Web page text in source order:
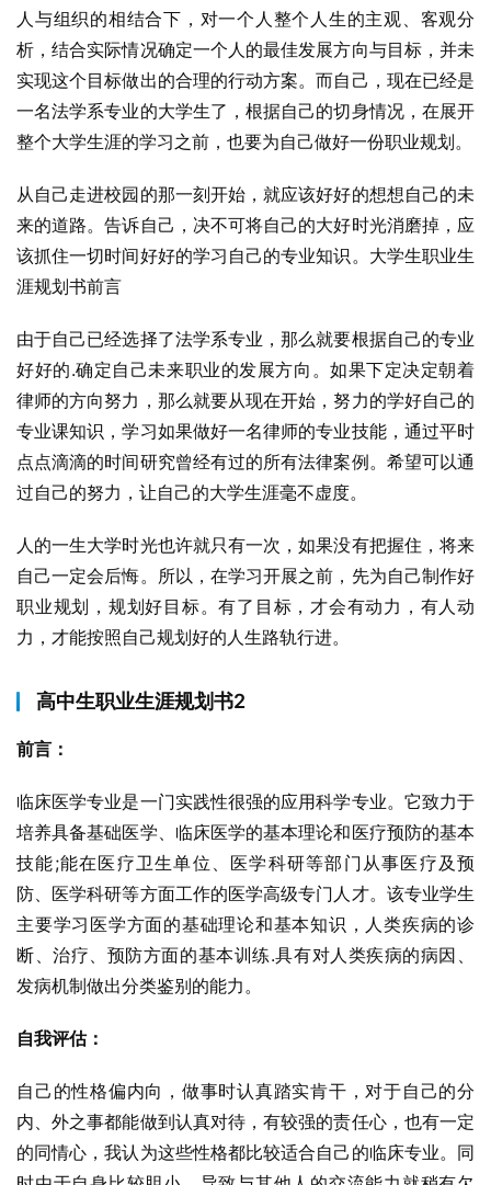
人与组织的相结合下，对一个人整个人生的主观、客观分
析，结合实际情况确定一个人的最佳发展方向与目标，并未
实现这个目标做出的合理的行动方案。而自己，现在已经是
一名法学系专业的大学生了，根据自己的切身情况，在展开
整个大学生涯的学习之前，也要为自己做好一份职业规划。
从自己走进校园的那一刻开始，就应该好好的想想自己的未
来的道路。告诉自己，决不可将自己的大好时光消磨掉，应
该抓住一切时间好好的学习自己的专业知识。大学生职业生
涯规划书前言
由于自己已经选择了法学系专业，那么就要根据自己的专业
好好的.确定自己未来职业的发展方向。如果下定决定朝着
律师的方向努力，那么就要从现在开始，努力的学好自己的
专业课知识，学习如果做好一名律师的专业技能，通过平时
点点滴滴的时间研究曾经有过的所有法律案例。希望可以通
过自己的努力，让自己的大学生涯毫不虚度。
人的一生大学时光也许就只有一次，如果没有把握住，将来
自己一定会后悔。所以，在学习开展之前，先为自己制作好
职业规划，规划好目标。有了目标，才会有动力，有人动
力，才能按照自己规划好的人生路轨行进。
高中生职业生涯规划书2
前言：
临床医学专业是一门实践性很强的应用科学专业。它致力于
培养具备基础医学、临床医学的基本理论和医疗预防的基本
技能;能在医疗卫生单位、医学科研等部门从事医疗及预
防、医学科研等方面工作的医学高级专门人才。该专业学生
主要学习医学方面的基础理论和基本知识，人类疾病的诊
断、治疗、预防方面的基本训练.具有对人类疾病的病因、
发病机制做出分类鉴别的能力。
自我评估：
自己的性格偏内向，做事时认真踏实肯干，对于自己的分
内、外之事都能做到认真对待，有较强的责任心，也有一定
的同情心，我认为这些性格都比较适合自己的临床专业。同